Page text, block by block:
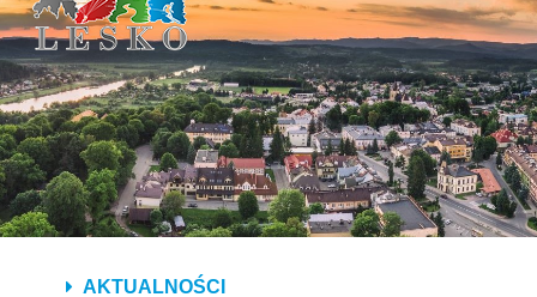
AKTUALNOŚCI